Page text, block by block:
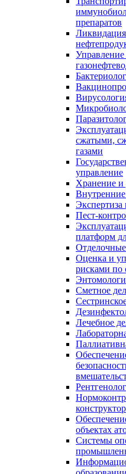
препаратов
сжатыми,
газами
управление
Хранение и
Экспертиза
Пест-
платформ
Оценка и
рисками по
Сметное
Лечебное
объектах
Системы